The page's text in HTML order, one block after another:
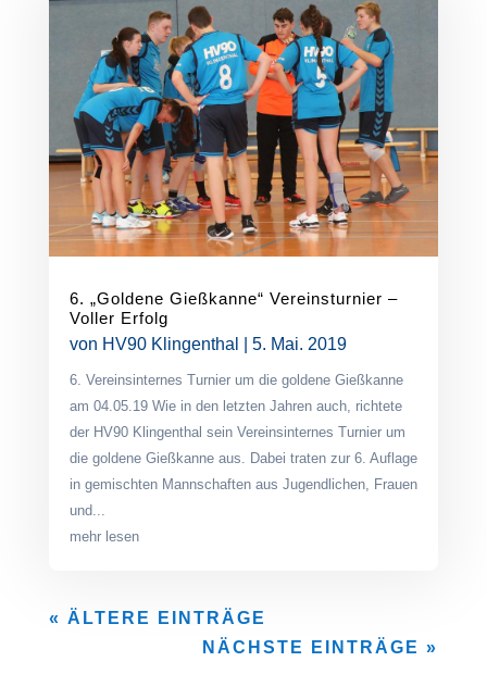
6. „Goldene Gießkanne“ Vereinsturnier –
Voller Erfolg
von HV90 Klingenthal 5. Mai. 2019
6. Vereinsinternes Turnier um die goldene Gießkanne
am 04.05.19 Wie in den letzten Jahren auch, richtete
der HV90 Klingenthal sein Vereinsinternes Turnier um
die goldene Gießkanne aus. Dabei traten zur 6. Auflage
in gemischten Mannschaften aus Jugendlichen, Frauen
und...
mehr lesen
« ÄLTERE EINTRÄGE
NÄCHSTE EINTRÄGE »